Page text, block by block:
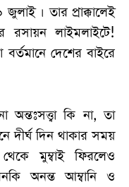
। তার প্রাক্কালেই
রসায়ন লাইমলাইটে!
বর্তমানে দেশের বাইরে
অন্তঃসত্ত্বা কি না, তা
দীর্ঘ দিন থাকার সময়
মুম্বাই ফিরলেও
অনন্ত আম্বানি ও